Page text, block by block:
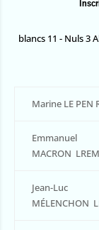
blancs 11 - Nuls 3
Marine LE PEN
Emmanuel
MACRON LREM
Jean-Luc
MÉLENCHON